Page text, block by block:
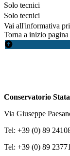
Solo tecnici
Solo tecnici
Vai all'informativa
Torna a inizio pagina
Conservatorio
Via Giuseppe
Tel: +39 (0) 89
Tel: +39 (0) 89